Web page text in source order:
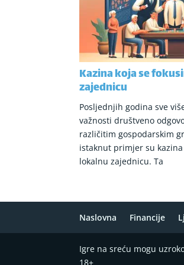
Kazina koja se
zajednicu
Posljednjih godina sve
važnosti društveno
različitim gospodarskim
istaknut primjer su
lokalnu zajednicu. Ta
Naslovna Financije
Igre na sreću mogu
18+